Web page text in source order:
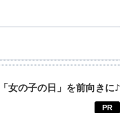
女の子の日」を前向きに♪
PR